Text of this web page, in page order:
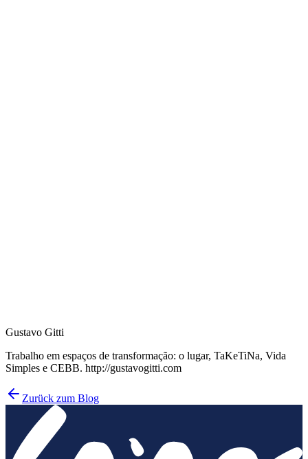
Gustavo Gitti
Trabalho em espaços de transformação: o lugar, TaKeTiNa, Vida
Simples e CEBB. http://gustavogitti.com
Zurück zum Blog